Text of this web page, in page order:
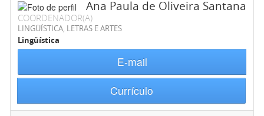
Ana Paula de Oliveira Santana
COORDENADOR(A)
LINGÜÍSTICA, LETRAS E ARTES
Lingüística
E-mail
Currículo